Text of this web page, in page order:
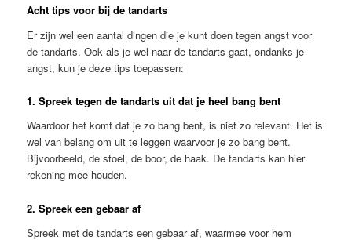
Acht tips voor bij de tandarts
Er zijn wel een aantal dingen die je kunt doen tegen angst voor
de tandarts. Ook als je wel naar de tandarts gaat, ondanks je
angst, kun je deze tips toepassen:
1. Spreek tegen de tandarts uit dat je heel bang bent
Waardoor het komt dat je zo bang bent, is niet zo relevant. Het is
wel van belang om uit te leggen waarvoor je zo bang bent.
Bijvoorbeeld, de stoel, de boor, de haak. De tandarts kan hier
rekening mee houden.
2. Spreek een gebaar af
Spreek met de tandarts een gebaar af, waarmee voor hem